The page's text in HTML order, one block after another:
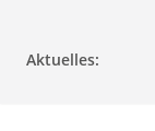
Aktuelles: